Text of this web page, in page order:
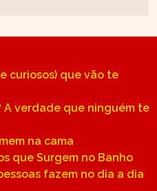
curiosos) que vão te
A verdade que ninguém te
na cama
que Surgem no Banho
fazem no dia a dia